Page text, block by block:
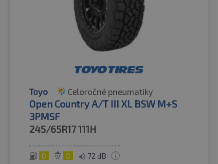
Toyo Celoročné pneumatiky
Open Country A/T III XL BSW M+S
3PMSF
245/65R17111H
D D 72 dB